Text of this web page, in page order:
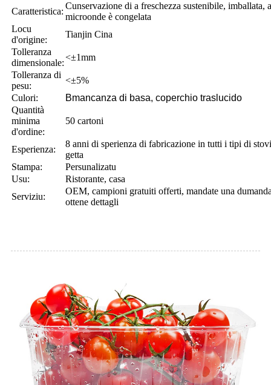
Caratteristica:
Cunservazione di a freschezza sustenibile, imballata,
microonde è congelata
Locu
d'origine:
Tianjin Cina
Tolleranza
dimensionale:
<±1mm
Tolleranza di
pesu:
<±5%
Culori:
Bmancanza di basa, coperchio traslucido
Quantità
minima
d'ordine:
50 cartoni
Esperienza:
8 anni di sperienza di fabricazione in tutti i tipi di
getta
Stampa:
Persunalizatu
Usu:
Ristorante, casa
Serviziu:
OEM, campioni gratuiti offerti, mandate una
ottene dettagli